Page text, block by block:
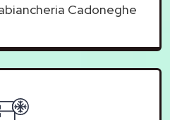
Cadoneghe